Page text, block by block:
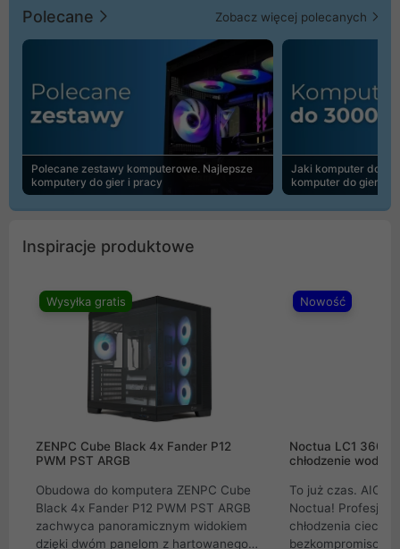
Polecane Zobacz więcej polecanych
Polecane zestawy komputerowe. Najlepsze
komputery do gier i pracy
Jaki komputer do
komputer do gier |
Inspiracje produktowe
Wysyłka gratis
ZENPC Cube Black 4x Fander P12
PWM PST ARGB
Obudowa do komputera ZENPC Cube
Black 4x Fander P12 PWM PST ARGB
zachwyca panoramicznym widokiem
dzięki dwóm panelom z hartowanego
Nowość
Noctua LC1
chłodzenie wodne
To już czas. AIO
Noctua!
chłodzenia cieczą